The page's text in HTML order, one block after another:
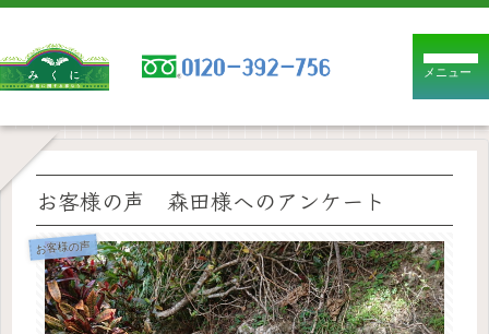
メニュー
お客様の声 森田様へのアンケート
お客様の声